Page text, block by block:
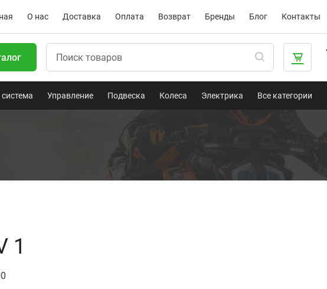
О нас Доставка Оплата Возврат Бренды Блог Контакты
Управление Подвеска Колеса Электрика Все категории
1